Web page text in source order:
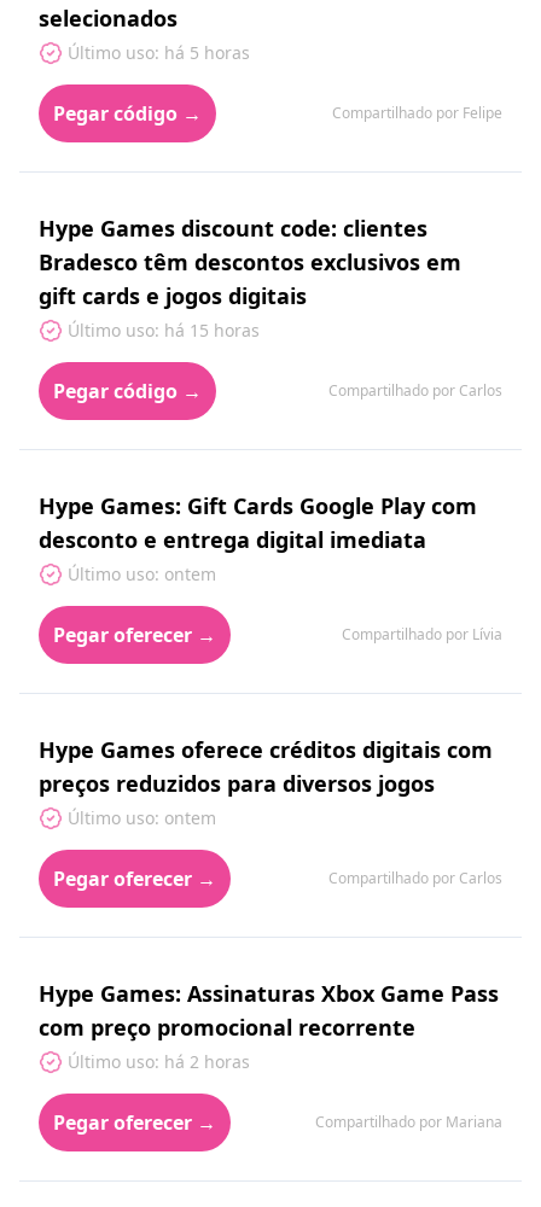
selecionados
Último uso: há 5 horas
Pegar código → Compartilhado por Felipe
Hype Games discount code: clientes
Bradesco têm descontos exclusivos em
gift cards e jogos digitais
Último uso: há 15 horas
Pegar código → Compartilhado por Carlos
Hype Games: Gift Cards Google Play com
desconto e entrega digital imediata
Último uso: ontem
Pegar oferecer → Compartilhado por Lívia
Hype Games oferece créditos digitais com
preços reduzidos para diversos jogos
Último uso: ontem
Pegar oferecer → Compartilhado por Carlos
Hype Games: Assinaturas Xbox Game Pass
com preço promocional recorrente
Último uso: há 2 horas
Pegar oferecer → Compartilhado por Mariana